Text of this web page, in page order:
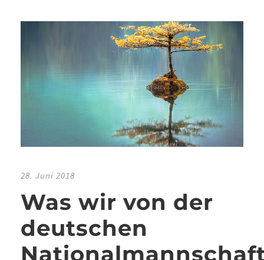
28. Juni 2018
Was wir von der
deutschen